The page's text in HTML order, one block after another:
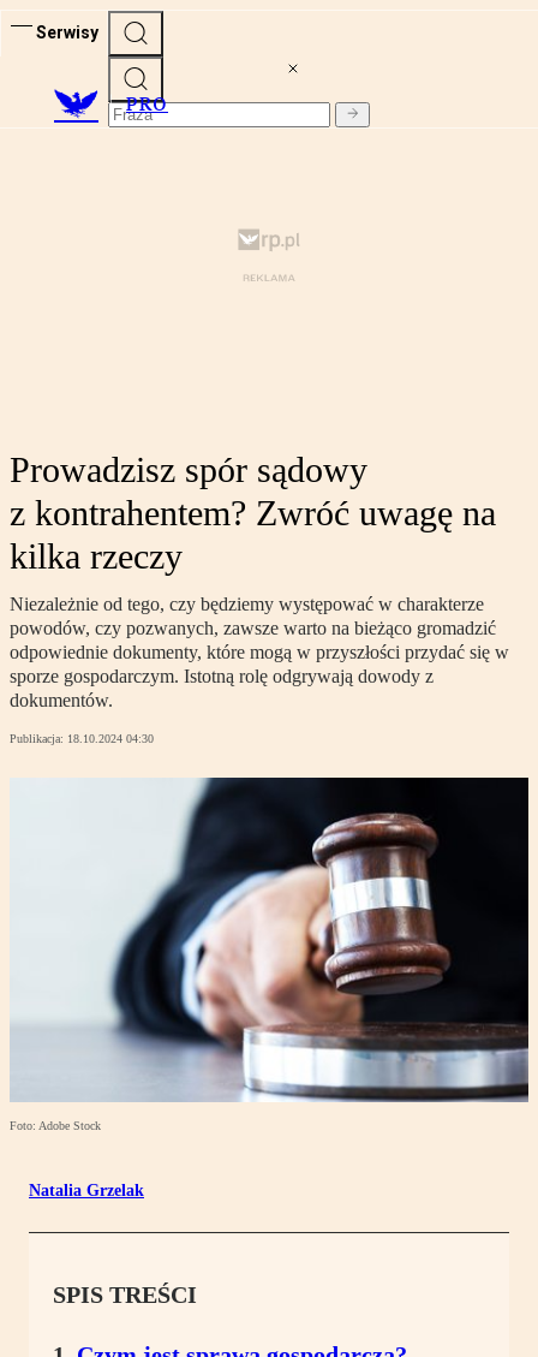
Serwisy
PRO
Prowadzisz spór sądowy
z kontrahentem? Zwróć uwagę na
kilka rzeczy
Niezależnie od tego, czy będziemy występować w charakterze
powodów, czy pozwanych, zawsze warto na bieżąco gromadzić
odpowiednie dokumenty, które mogą w przyszłości przydać się w
sporze gospodarczym. Istotną rolę odgrywają dowody z
dokumentów.
Publikacja: 18.10.2024 04:30
Foto: Adobe Stock
Natalia Grzelak
SPIS TREŚCI